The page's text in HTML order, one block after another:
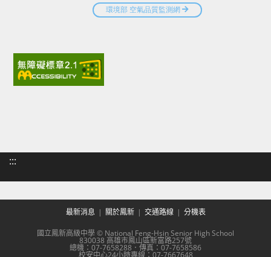
:::
最新消息 關於鳳新 交通路線 分機表
國立鳳新高級中學 © National Feng-Hsin Senior High School
830038 高雄市鳳山區新富路257號
總機：07-7658288．傳真：07-7658586
校安中心24小時專線：07-7667648